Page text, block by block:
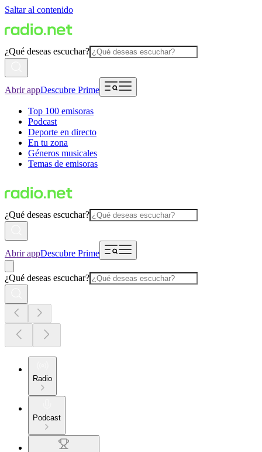
Saltar al contenido
¿Qué deseas escuchar?
Abrir appDescubre Prime
Top 100 emisoras
Podcast
Deporte en directo
En tu zona
Géneros musicales
Temas de emisoras
¿Qué deseas escuchar?
Abrir appDescubre Prime
¿Qué deseas escuchar?
Radio
Podcast